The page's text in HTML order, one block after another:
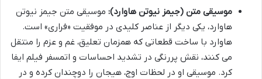
موسیقی متن (جیمز نیوتن هاوارد): موسیقی متن جیمز نیوتن
هاوارد، یکی دیگر از عناصر کلیدی در موفقیت «فراری» است.
هاوارد با ساخت قطعاتی که همزمان تعلیق، غم و عزم را منتقل
می کنند، نقش پررنگی در تشدید احساسات و اتمسفر فیلم ایفا
کرد. موسیقی او در لحظات اوج، هیجان را دوچندان کرده و در